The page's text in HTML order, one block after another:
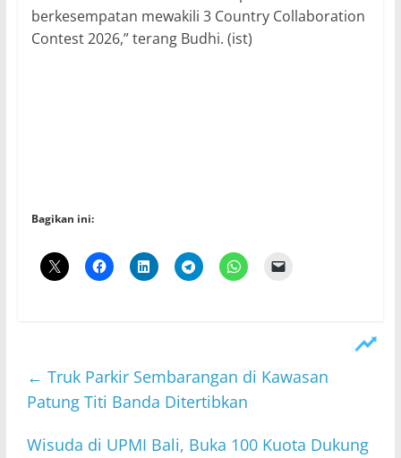
berkesempatan mewakili 3 Country Collaboration
Contest 2026,” terang Budhi. (ist)
Bagikan ini:
← Truk Parkir Sembarangan di Kawasan
Patung Titi Banda Ditertibkan
​Wisuda di UPMI Bali, Buka 100 Kuota Dukung